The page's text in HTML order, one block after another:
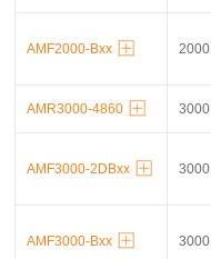
AMF2000-Bxx 2000
AMR3000-4860 3000
AMF3000-2DBxx 3000
AMF3000-Bxx 3000